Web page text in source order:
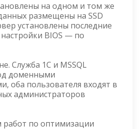
на одном и том же
размещены на SSD
установлены последние
BIOS — по
Служба 1С и MSSQL
доменными
оба пользователя входят в
администраторов
работ по оптимизации